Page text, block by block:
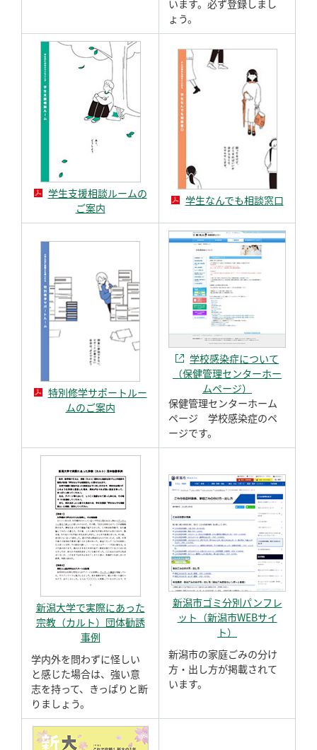
います。必ず登録しまし
ょう。
学生支援相談ルームの
ご案内
学生なんでも相談窓口
特別修学サポートルー
ムのご案内
学校感染症について
（保健管理センターホー
ムページ）
保健管理センターホーム
ページ 学校感染症のペ
ージです。
新潟大学で実際にあった
宗教（カルト）団体勧誘
事例
学内外を問わずに怪しい
と感じた場合は、強い意
志を持って、きっぱりと断
りましょう。
新潟市ゴミ分別パンフレ
ット（新潟市WEBサイ
ト）
新潟市の家庭ごみの分け
方・出し方が掲載されて
います。